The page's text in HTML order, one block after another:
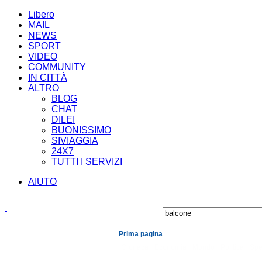
Libero
MAIL
NEWS
SPORT
VIDEO
COMMUNITY
IN CITTÀ
ALTRO
BLOG
CHAT
DILEI
BUONISSIMO
SIVIAGGIA
24X7
TUTTI I SERVIZI
AIUTO
Prima pagina